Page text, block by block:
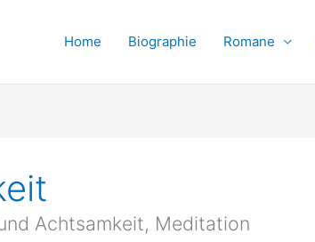
Home Biographie Romane
Achtsamkeit, Meditation